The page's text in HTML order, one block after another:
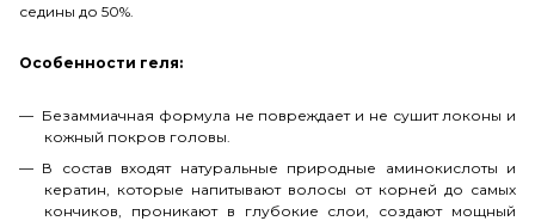
седины до 50%.
Особенности геля:
Безаммиачная формула не повреждает и не сушит локоны и
кожный покров головы.
В состав входят натуральные природные аминокислоты и
кератин, которые напитывают волосы от корней до самых
кончиков, проникают в глубокие слои, создают мощный